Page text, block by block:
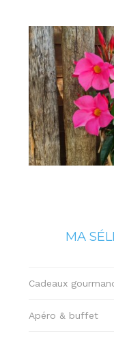
MA
Cadeaux
Apéro & buffet